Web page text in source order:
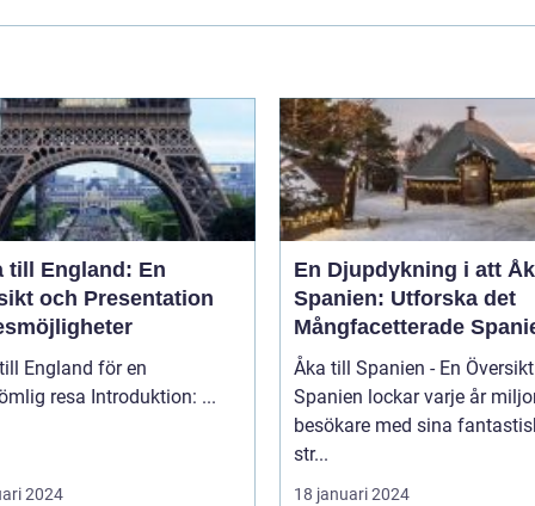
till England: En
och Presentation
England för en
oförglömlig resa Introduktion: ...
2024
En Djupdykning i att
Spanien: Utforska det
Mångfacetterade
Åka till Spanien - En Översikt
Spanien lockar varje år
besökare med sina
str...
18 januari 2024